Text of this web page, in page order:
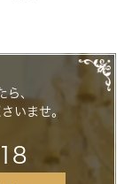
ら、
いませ。